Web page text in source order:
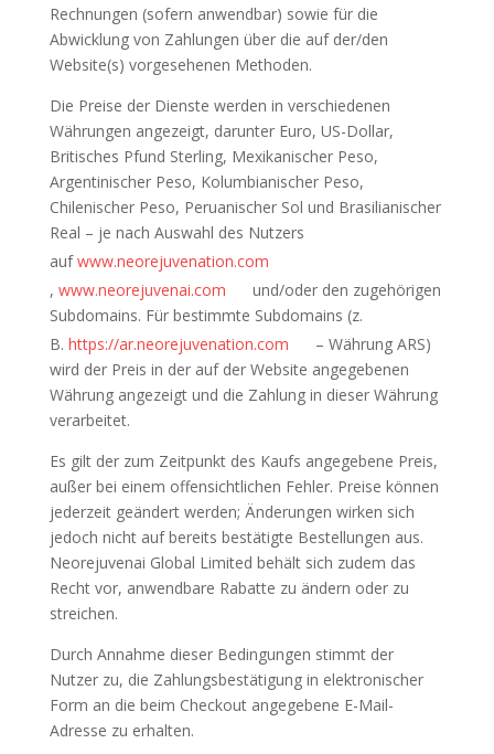
Rechnungen (sofern anwendbar) sowie für die
Abwicklung von Zahlungen über die auf der/den
Website(s) vorgesehenen Methoden.
Die Preise der Dienste werden in verschiedenen
Währungen angezeigt, darunter Euro, US-Dollar,
Britisches Pfund Sterling, Mexikanischer Peso,
Argentinischer Peso, Kolumbianischer Peso,
Chilenischer Peso, Peruanischer Sol und Brasilianischer
Real – je nach Auswahl des Nutzers
auf www.neorejuvenation.com
, www.neorejuvenai.com
und/oder den zugehörigen
Subdomains. Für bestimmte Subdomains (z.
B. https://ar.neorejuvenation.com
– Währung ARS)
wird der Preis in der auf der Website angegebenen
Währung angezeigt und die Zahlung in dieser Währung
verarbeitet.
Es gilt der zum Zeitpunkt des Kaufs angegebene Preis,
außer bei einem offensichtlichen Fehler. Preise können
jederzeit geändert werden; Änderungen wirken sich
jedoch nicht auf bereits bestätigte Bestellungen aus.
Neorejuvenai Global Limited behält sich zudem das
Recht vor, anwendbare Rabatte zu ändern oder zu
streichen.
Durch Annahme dieser Bedingungen stimmt der
Nutzer zu, die Zahlungsbestätigung in elektronischer
Form an die beim Checkout angegebene E-Mail-
Adresse zu erhalten.